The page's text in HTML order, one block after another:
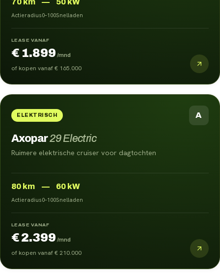
70 km
Actieradius
—
0–100
50 kW
Snelladen
LEASE VANAF
€ 1.899 /mnd
of kopen vanaf€ 165.000
ELEKTRISCH A
Axopar29 Electric
Ruimere elektrische cruiser voor dagtochten
80 km
Actieradius
—
0–100
60 kW
Snelladen
LEASE VANAF
€ 2.399 /mnd
of kopen vanaf€ 210.000